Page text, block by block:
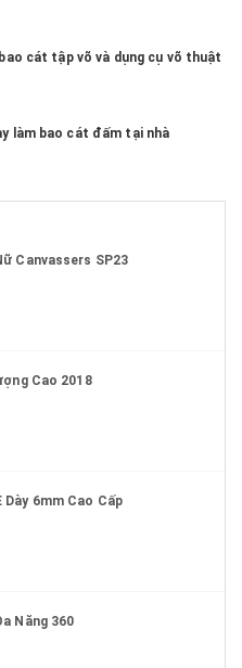
cát tập võ và dụng cụ võ thuật
làm bao cát đấm tại nhà
Canvassers SP23
Cao 2018
Dày 6mm Cao Cấp
Năng 360